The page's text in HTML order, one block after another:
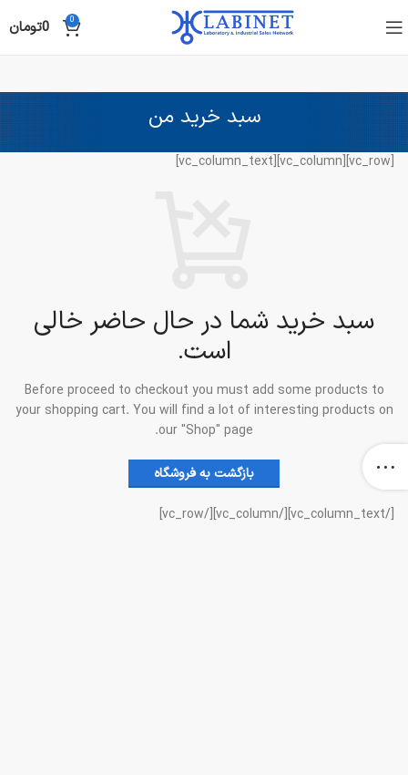
0
0تومان
سبد خرید من
[vc_row][vc_column][vc_column_text]
سبد خرید شما در حال حاضر خالی
است.
Before proceed to checkout you must add some products to
your shopping cart. You will find a lot of interesting products on
our "Shop" page.
بازگشت به فروشگاه
[/vc_column_text][/vc_column][/vc_row]